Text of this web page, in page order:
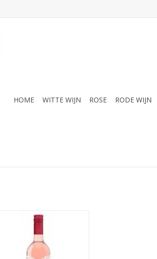
HOME WITTE WIJN ROSE RODE WIJN
Land: Frankrijk
Druif: 100% Cinsault
Wijnhuis: Réunis de Cébazan
Ideaal op elk zomers terras of